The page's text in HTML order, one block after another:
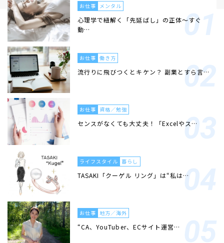
お仕事 メンタル
心理学で紐解く「先延ばし」の正体〜すぐ
動…
お仕事 働き方
流行りに飛びつくとキケン？ 副業とすら言…
お仕事 資格／勉強
センスがなくても大丈夫！「Excelやス…
ライフスタイル 暮らし
TASAKI「クーゲル リング」は“私は…
お仕事 地方／海外
“CA、YouTuber、ECサイト運営…